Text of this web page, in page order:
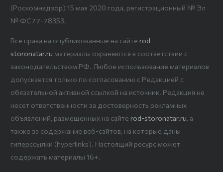
(Роскомнадзор) 15 мая 2020 года, регистрационный № Эл
№ ФС77-78353.
Все права на опубликованные на сайте rod-
storonatar.ru материалы охраняются в соответствии с
законодательством РФ. Любое использование материалов
допускается только по согласованию с Редакцией с
обязательной активной ссылкой на источник. Редакция не
несет ответственности за достоверность рекламных
объявлений, размещенных на сайте rod-storonatar.ru, а
также за содержание веб-сайтов, на которые даны
гиперссылки (hyperlinks). Настоящий ресурс может
содержать материалы 16+.